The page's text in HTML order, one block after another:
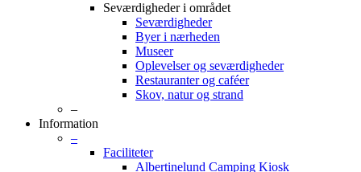
Seværdigheder i området
Seværdigheder
Byer i nærheden
Museer
Oplevelser og seværdigheder
Restauranter og caféer
Skov, natur og strand
–
Information
–
Faciliteter
Albertinelund Camping Kiosk